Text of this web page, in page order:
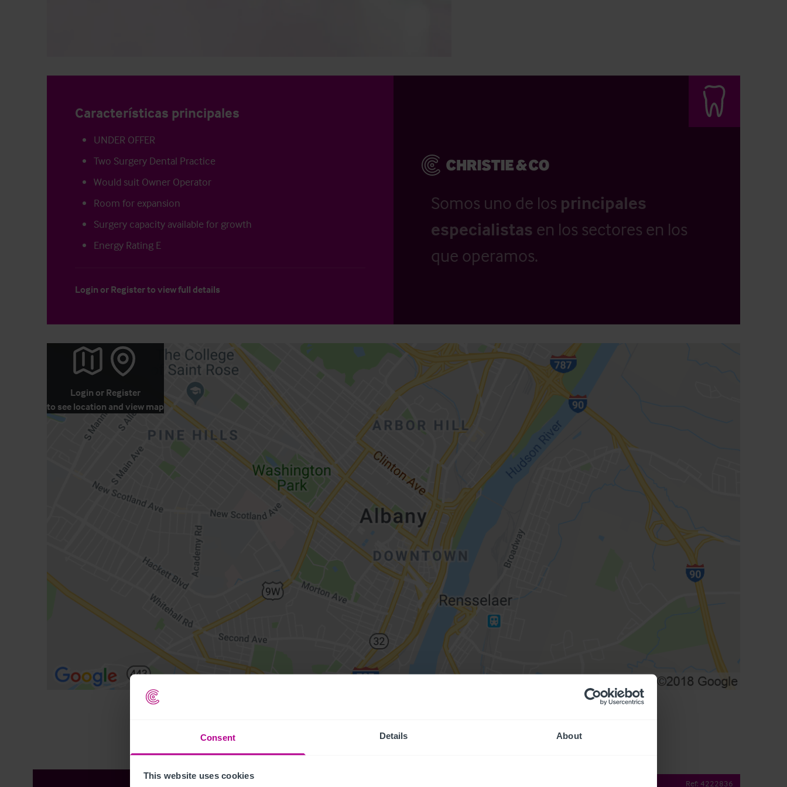
Consent Details About
This website uses cookies
Características principales
UNDER OFFER
Two Surgery Dental Practice
Would suit Owner Operator
Room for expansion
Surgery capacity available for growth
Energy Rating E
Login or Registerto view full details
Somos uno de los principales
especialistas en los sectores en los
que operamos.
Login or Register
to see location and view map
Ref: 4222836